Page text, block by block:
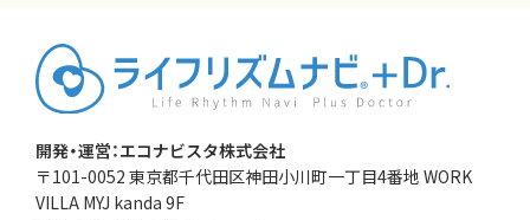
開発・運営：エコナビスタ株式会社
〒101-0052 東京都千代田区神田小川町一丁目4番地 WORK
VILLA MYJ kanda 9F